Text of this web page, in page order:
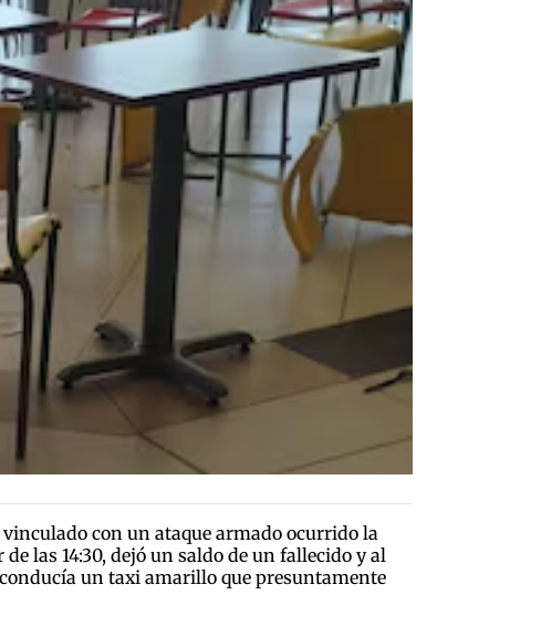
con un ataque armado ocurrido la
las 14:30, dejó un saldo de un fallecido y al
un taxi amarillo que presuntamente